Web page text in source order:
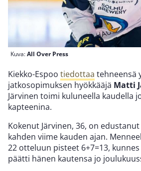
Kuva:All Over Press
Kiekko-Espoo tiedottaa tehneensä
jatkosopimuksen hyökkääjä Matti
Järvinen toimi kuluneella kaudella
kapteenina.
Kokenut Järvinen, 36, on
kahden viime kauden ajan.
22 otteluun pisteet 6+7=13,
päätti hänen kautensa jo